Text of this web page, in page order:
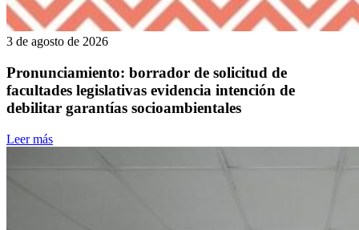
3 de agosto de 2026
Pronunciamiento: borrador de solicitud de
facultades legislativas evidencia intención de
debilitar garantías socioambientales
Leer más